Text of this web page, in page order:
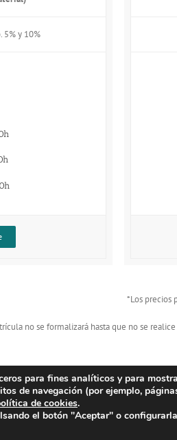
5% y 10%
*Los precios
no se formalizará hasta que no se
Euskaltegia | Jose Lejarreta Kalea, 9, 01003
para fines analíticos y para
de navegación (por ejemplo,
de cookies.
el botón "Aceptar" o